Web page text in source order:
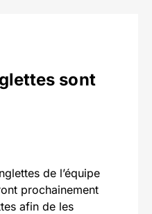
sont
de l’équipe
prochainement
afin de les